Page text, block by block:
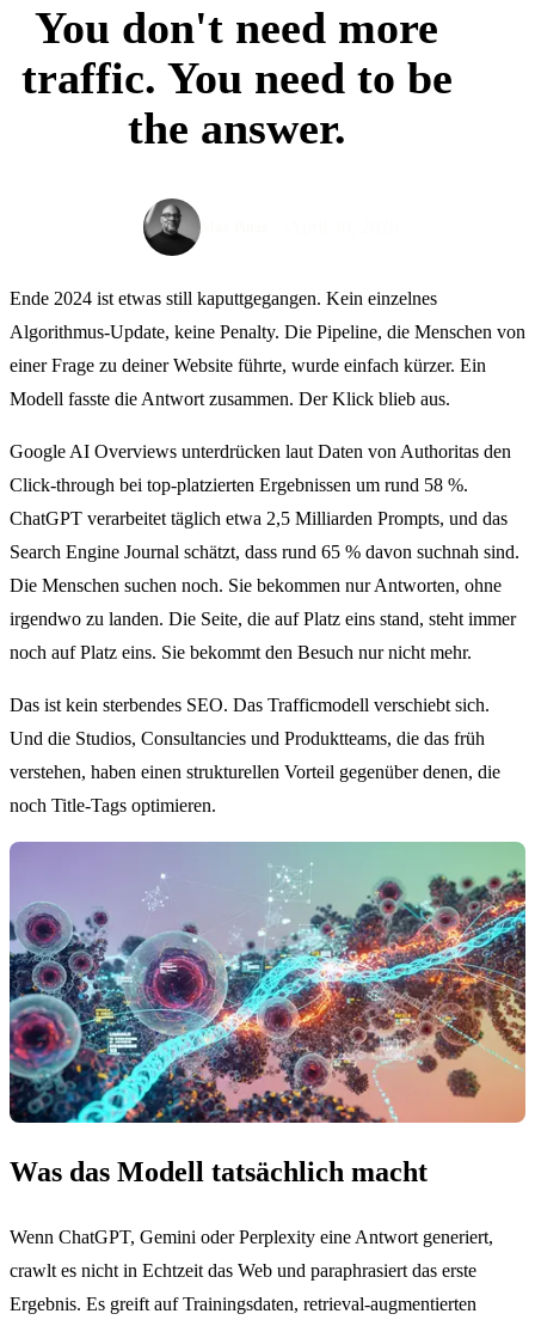
You don't need more
traffic. You need to be
the answer.
Max Pinas
Ende 2024 ist etwas still kaputtgegangen. Kein einzelnes
Algorithmus-Update, keine Penalty. Die Pipeline, die Menschen von
einer Frage zu deiner Website führte, wurde einfach kürzer. Ein
Modell fasste die Antwort zusammen. Der Klick blieb aus.
Google AI Overviews unterdrücken laut Daten von Authoritas den
Click-through bei top-platzierten Ergebnissen um rund 58 %.
ChatGPT verarbeitet täglich etwa 2,5 Milliarden Prompts, und das
Search Engine Journal schätzt, dass rund 65 % davon suchnah sind.
Die Menschen suchen noch. Sie bekommen nur Antworten, ohne
irgendwo zu landen. Die Seite, die auf Platz eins stand, steht immer
noch auf Platz eins. Sie bekommt den Besuch nur nicht mehr.
Das ist kein sterbendes SEO. Das Trafficmodell verschiebt sich.
Und die Studios, Consultancies und Produktteams, die das früh
verstehen, haben einen strukturellen Vorteil gegenüber denen, die
noch Title-Tags optimieren.
Was das Modell tatsächlich macht
Wenn ChatGPT, Gemini oder Perplexity eine Antwort generiert,
crawlt es nicht in Echtzeit das Web und paraphrasiert das erste
Ergebnis. Es greift auf Trainingsdaten, retrieval-augmentierten